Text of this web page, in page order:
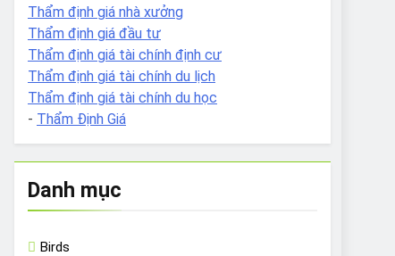
Thẩm định giá nhà xưởng
Thẩm định giá đầu tư
Thẩm định giá tài chính định cư
Thẩm định giá tài chính du lịch
Thẩm định giá tài chính du học
- Thẩm Định Giá
Danh mục
Birds